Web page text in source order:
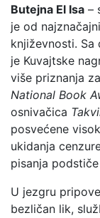
Butejna El Isa –
je od
književnosti.
je Kuvajtske
više priznanja
National Book
osnivačica
posvećene
ukidanja
pisanja
U jezgru
bezličan lik,